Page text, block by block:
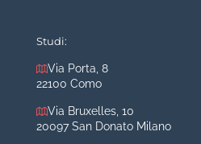
Rinoplastica
Medicina estetica Milano
Acido ialuronico viso
Studi:
Via Porta, 8
22100 Como
Via Bruxelles, 10
20097 San Donato Milano